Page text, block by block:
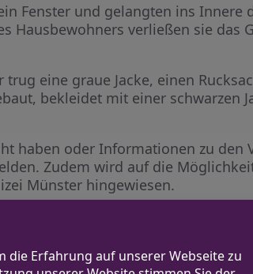
Fenster und gelangten ins Innere
Hausbewohners verließen sie das
eine graue Jacke, einen
bekleidet mit einer schwarzen
haben oder Informationen zu den
Zudem wird auf die
Münster hingewiesen.
Lkw